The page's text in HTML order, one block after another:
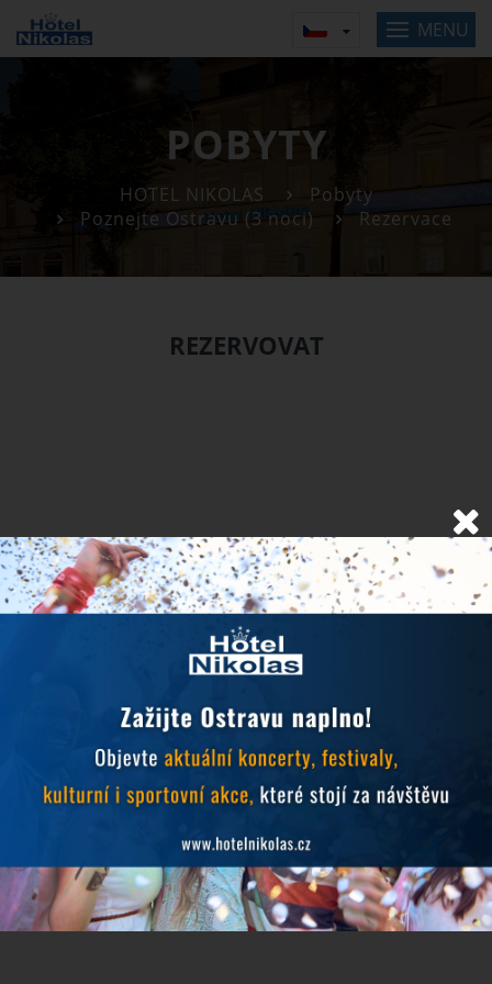
MENU
POBYTY
HOTEL NIKOLAS
Pobyty
Poznejte Ostravu (3 noci)
Rezervace
REZERVOVAT